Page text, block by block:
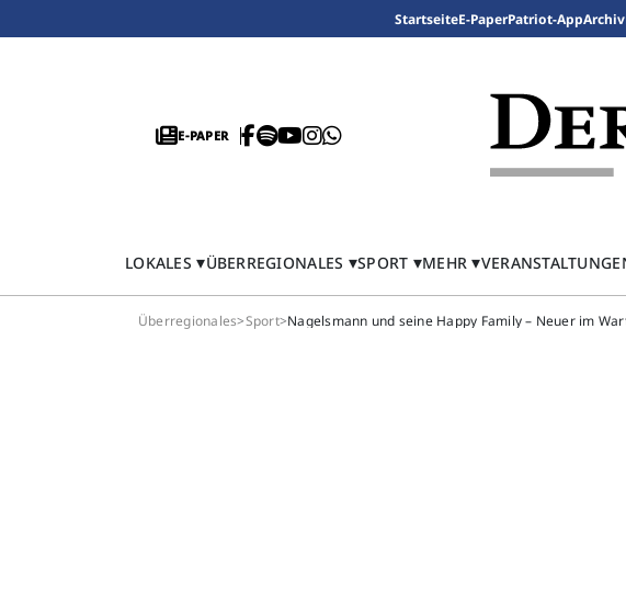
StartseiteE-PaperPatriot-AppArchiv
E-PAPER
LOKALES ÜBERREGIONALES SPORT MEHR
Überregionales>Sport>Nagelsmann und seine Happy Family – Neuer im